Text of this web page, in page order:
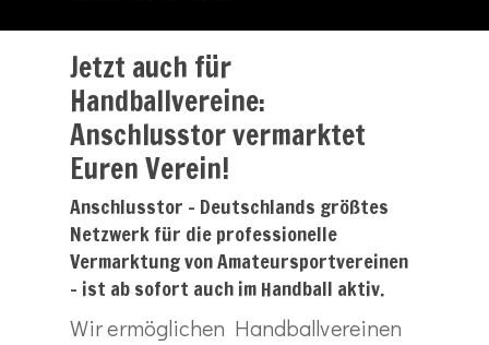
Jetzt auch für
Handballvereine:
Anschlusstor vermarktet
Euren Verein!
Anschlusstor – Deutschlands größtes
Netzwerk für die professionelle
Vermarktung von Amateursportvereinen
– ist ab sofort auch im Handball aktiv.
Wir ermöglichen Handballvereinen